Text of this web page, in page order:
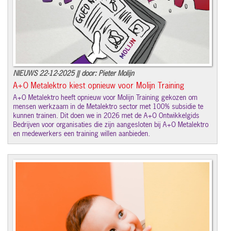
NIEUWS 22-12-2025 || door: Pieter Molijn
A+O Metalektro kiest opnieuw voor Molijn Training
A+O Metalektro heeft opnieuw voor Molijn Training gekozen om
mensen werkzaam in de Metalektro sector met 100% subsidie te
kunnen trainen. Dit doen we in 2026 met de A+O Ontwikkelgids
Bedrijven voor organisaties die zijn aangesloten bij A+O Metalektro
en medewerkers een training willen aanbieden.